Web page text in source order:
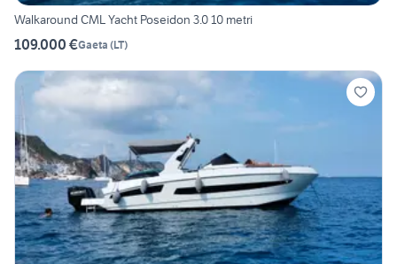
Walkaround CML Yacht Poseidon 3.0 10 metri
109.000 €Gaeta (LT)